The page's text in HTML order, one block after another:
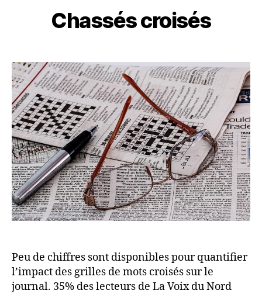
Chassés croisés
Peu de chiffres sont disponibles pour quantifier
l’impact des grilles de mots croisés sur le
journal. 35% des lecteurs de La Voix du Nord